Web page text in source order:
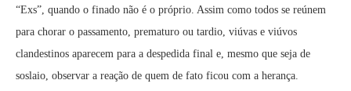
“Exs”, quando o finado não é o próprio. Assim como todos se reúnem
para chorar o passamento, prematuro ou tardio, viúvas e viúvos
clandestinos aparecem para a despedida final e, mesmo que seja de
soslaio, observar a reação de quem de fato ficou com a herança.